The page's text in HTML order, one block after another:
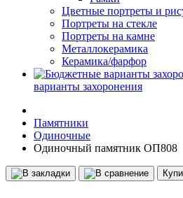
Цветные портреты и
Портреты на стекле
Портреты на камне
Металлокерамика
Керамика/фарфор
варианты захоронения
Памятники
Одиночные
Одиночный памятник ОП808